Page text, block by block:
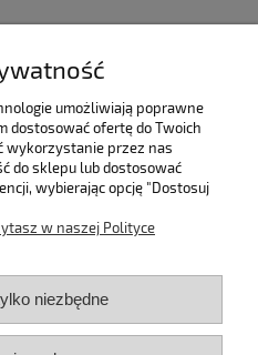
umożliwiają poprawne
dostosować ofertę do Twoich
wykorzystanie przez nas
do sklepu lub dostosować
wybierając opcję "Dostosuj
w naszej Polityce
niezbędne